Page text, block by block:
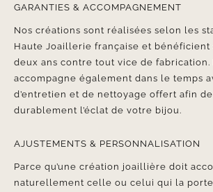
GARANTIES & ACCOMPAGNEMENT
Nos créations sont réalisées selon les
Haute Joaillerie française et bénéficient
deux ans contre tout vice de fabrication.
accompagne également dans le temps
d’entretien et de nettoyage offert afin
durablement l’éclat de votre bijou.
AJUSTEMENTS & PERSONNALISATION
Parce qu’une création joaillière doit
naturellement celle ou celui qui la